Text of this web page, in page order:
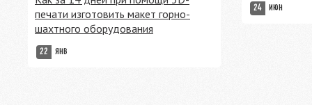
24 ИЮН
22 ЯНВ
печати изготовить макет горно-
шахтного оборудования